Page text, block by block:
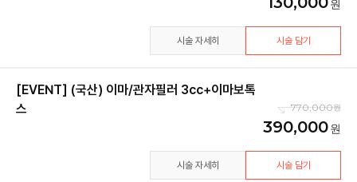
시술 자세히 시술 담기
[EVENT] (국산) 이마/관자필러 3cc+이마보톡
스
770,000
390,000
시술 자세히 시술 담기